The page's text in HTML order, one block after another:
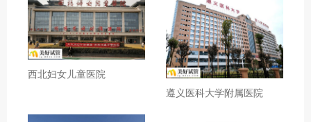
西北妇女儿童医院
遵义医科大学附属医院